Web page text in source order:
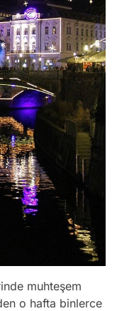
muhteşem
o hafta binlerce